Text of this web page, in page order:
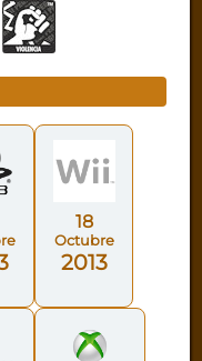
18
Octubre
2013